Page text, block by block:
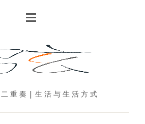
二 重 奏 | 生 活 与 生 活 方 式